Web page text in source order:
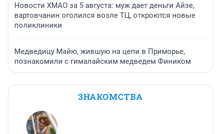
Новости ХМАО за 5 августа: муж дает деньги Айзе,
вартовчанин оголился возле ТЦ, откроются новые
поликлиники
Медведицу Майю, жившую на цепи в Приморье,
познакомили с гималайским медведем Фиником
ЗНАКОМСТВА